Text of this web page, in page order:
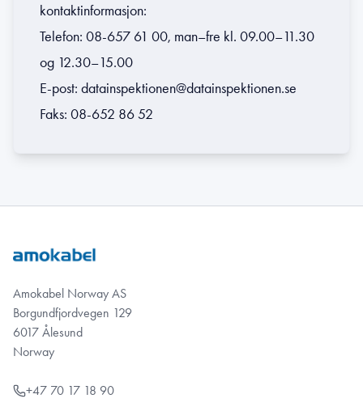
kontaktinformasjon:
Telefon: 08-657 61 00, man–fre kl. 09.00–11.30
og 12.30–15.00
E-post: datainspektionen@datainspektionen.se
Faks: 08-652 86 52
Amokabel Norway AS
Borgundfjordvegen 129
6017 Ålesund
Norway
+47 70 17 18 90